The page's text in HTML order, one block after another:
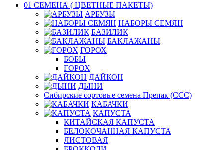
01 СЕМЕНА ( ЦВЕТНЫЕ ПАКЕТЫ)
АРБУЗЫ
НАБОРЫ СЕМЯН
БАЗИЛИК
БАКЛАЖАНЫ
ГОРОХ
БОБЫ
ГОРОХ
ДАЙКОН
ДЫНИ
Сибирские сортовые семена Препак (ССС)
КАБАЧКИ
КАПУСТА
КИТАЙСКАЯ КАПУСТА
БЕЛОКОЧАННАЯ КАПУСТА
ЛИСТОВАЯ